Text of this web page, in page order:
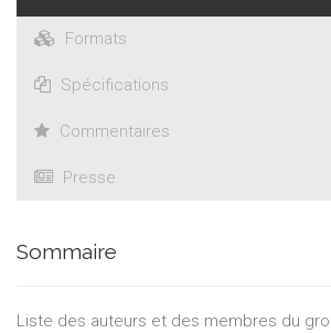
Formats
Spécifications
Commentaires
Presse
Sommaire
Liste des auteurs et des membres du